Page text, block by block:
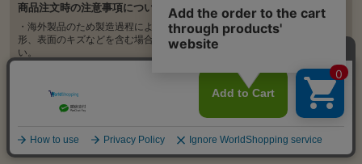
商品注文時の注意事項について
・海外製品のため製造過程により、塗装の剥がれ、多少の変色、汚れ、変
形、表面のキズなどを含む場合があります。ご理解の上、ご購入くださ
い。
・製造ロットにより、品質、サイズ、色味の違い、歪み、ほつれや折れジ
・不良がひどい場合は対応しておりますので、商品到着から7日以内にお問
い合わせください。
・不良の判断が難しい場合も、遠慮なくお問い合わせください。随時確認